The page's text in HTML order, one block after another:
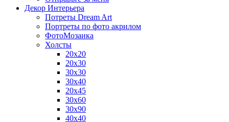
Декор Интерьера
Потреты Dream Art
Портреты по фото акрилом
ФотоМозаика
Холсты
20х20
20х30
30х30
30х40
20х45
30х60
30х90
40х40